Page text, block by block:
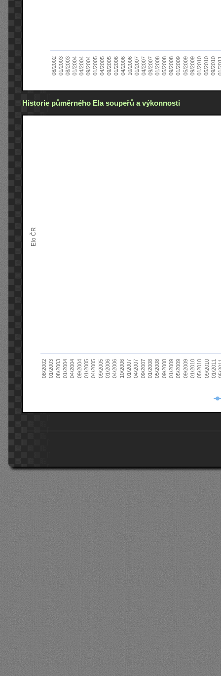
08/200201/200308/200301/200404/200409/200401/200504/200509/200501/200604/200610/200601/200704/200709/200701/200805/200809/200801/200905/200909/200901/201005/201009/2010
Historie půměrného Ela soupeřů a výkonnosti
Elo ČR
08/200201/200308/200301/200404/200409/200401/200504/200509/200501/200604/200610/200601/200704/200709/200701/200805/200809/200801/200905/200909/200901/201005/201009/201001/2011